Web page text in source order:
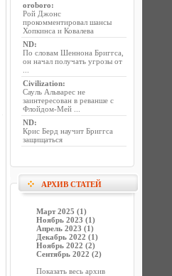
oroboro:
Рой Джонс
прокомментировал шансы
Хопкинса и Ковалева
ND:
По словам Шеннона Бриггса,
он начал получать угрозы от
Civilization:
Сауль Альварес не
заинтересован в реванше с
Флойдом-Мей ...
ND:
Крис Берд научит Бриггса
защищаться
АРХИВ СТАТЕЙ
Март 2025 (1)
Ноябрь 2023 (1)
Апрель 2023 (1)
Декабрь 2022 (1)
Ноябрь 2022 (2)
Сентябрь 2022 (2)
Показать весь архив